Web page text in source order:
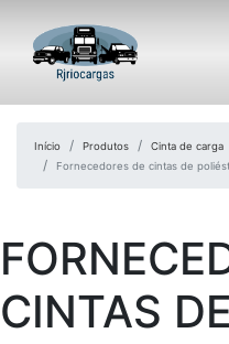
Início Produtos
Cinta de carga
Fornecedores de cintas de
CINTAS